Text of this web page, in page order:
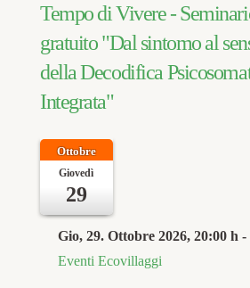
Tempo di Vivere -
gratuito "Dal sintomo al
della Decodifica
Integrata"
Ottobre
Giovedì
29
Gio, 29. Ottobre 2026, 20:00 h -
Eventi Ecovillaggi